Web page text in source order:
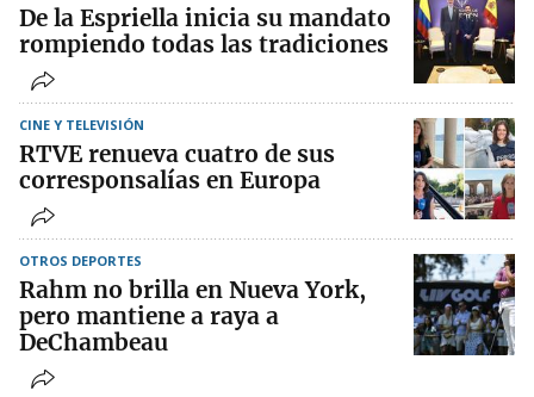
De la Espriella inicia su mandato
rompiendo todas las tradiciones
CINE Y TELEVISIÓN
RTVE renueva cuatro de sus
corresponsalías en Europa
OTROS DEPORTES
Rahm no brilla en Nueva York,
pero mantiene a raya a
DeChambeau